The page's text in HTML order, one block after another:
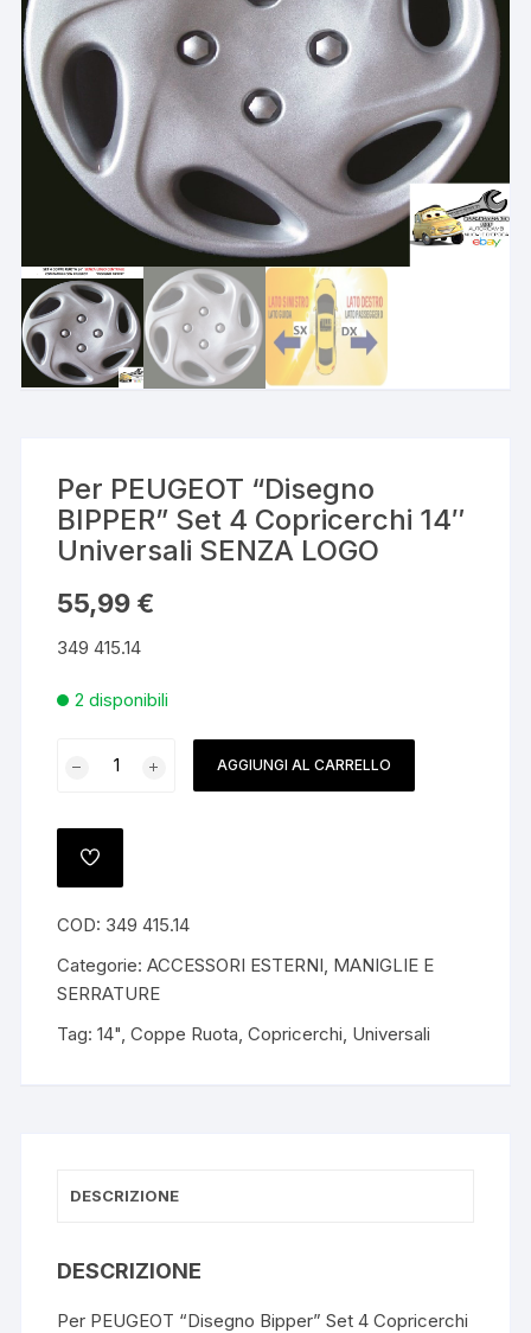
Per PEUGEOT “Disegno
BIPPER” Set 4 Copricerchi 14″
Universali SENZA LOGO
55,99 €
349 415.14
2 disponibili
PEUGEOT
BIPPER"
Set
4
Copricerchi
Universali
SENZA
LOGO
AGGIUNGI AL CARRELLO
AGGIUNGI
ALLA
DEI
DESIDERI
COD: 349 415.14
Categorie:ACCESSORI ESTERNI MANIGLIE E
SERRATURE
Tag:14" ,Coppe Ruota ,Copricerchi Universali
DESCRIZIONE
DESCRIZIONE
Per PEUGEOT “Disegno Bipper” Set 4 Copricerchi